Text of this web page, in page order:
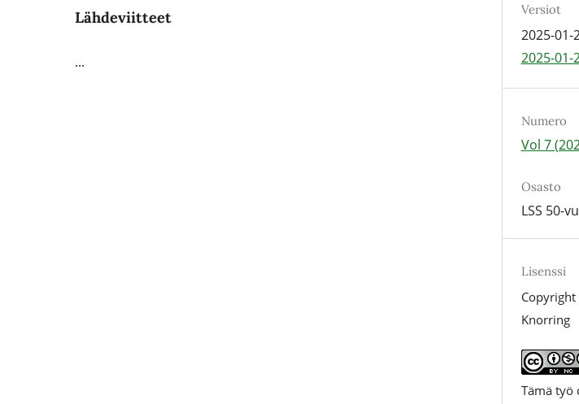
Lähdeviitteet
...
Versiot
2025-01-
2025-01-
Numero
Vol 7
Osasto
LSS 50-
Lisenssi
Copyright
Knorring
Tämä työ